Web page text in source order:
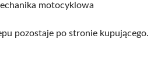
motocyklowa
pozostaje po stronie kupującego.